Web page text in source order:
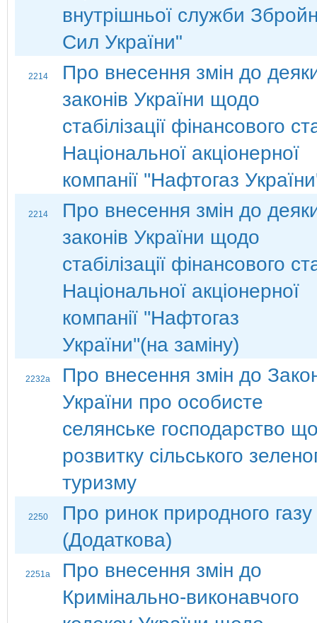
внутрішньої служби
Сил України"
2214
Про внесення змін до
законів України щодо
стабілізації фінансового
Національної акціонерної
компанії ''Нафтогаз
2214
Про внесення змін до
законів України щодо
стабілізації фінансового
Національної акціонерної
компанії ''Нафтогаз
України''(на заміну)
2232а
Про внесення змін до
України про особисте
селянське господарство
розвитку сільського
туризму
2250
Про ринок природного газу
(Додаткова)
2251а
Про внесення змін до
Кримінально-виконавчого